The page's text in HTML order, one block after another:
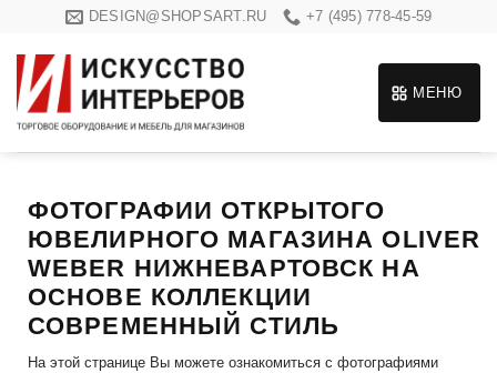
content
DESIGN@SHOPSART.RU +7 (495) 778-45-59
МЕНЮ
ФОТОГРАФИИ ОТКРЫТОГО
ЮВЕЛИРНОГО МАГАЗИНА OLIVER
WEBER НИЖНЕВАРТОВСК НА
ОСНОВЕ КОЛЛЕКЦИИ
СОВРЕМЕННЫЙ СТИЛЬ
На этой странице Вы можете ознакомиться с фотографиями